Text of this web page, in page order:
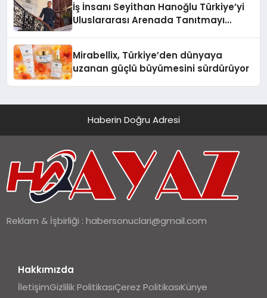
İş İnsanı Seyithan Hanoğlu Türkiye’yi
Uluslararası Arenada Tanıtmayı
Mirabellix, Türkiye’den dünyaya
uzanan güçlü büyümesini sürdürüyor
Haberin Doğru Adresi
Reklam & İşbirliği :habersonuclari@gmail.com
Hakkımızda
İletişimGizlilik PolitikasıÇerez PolitikasıKünye